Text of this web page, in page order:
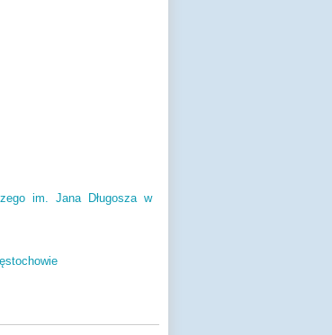
im. Jana Długosza w